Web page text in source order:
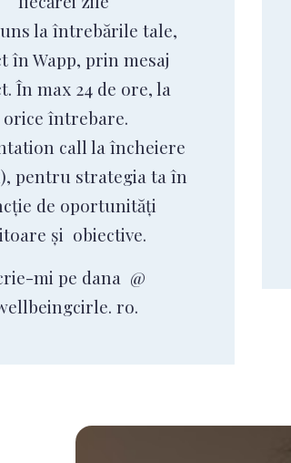
la întrebările tale,
în Wapp, prin mesaj
În max 24 de ore, la
orice întrebare.
call la încheiere
pentru strategia ta în
de oportunități
și obiective.
mi pe dana @
ro.